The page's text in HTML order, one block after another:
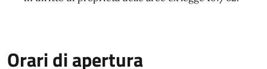
Orari di apertura